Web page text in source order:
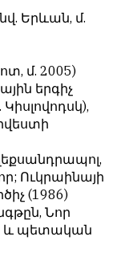
Երևան, մ.
մ. 2005)
երգիչ
Կիսլովոդսկ),
Ուկրաինայի
(1986)
Նոր
և պետական